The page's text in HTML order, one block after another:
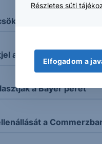
a kőolaj ára
az aranynál
a Bayer perét
a
Részletes süti
Elfogadom a